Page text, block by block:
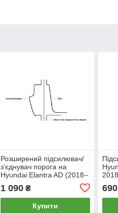
Розширений підсилювач/
зʼєднувач порога на
Hyundai Elantra AD (2018–
1 090₴
Купити
690